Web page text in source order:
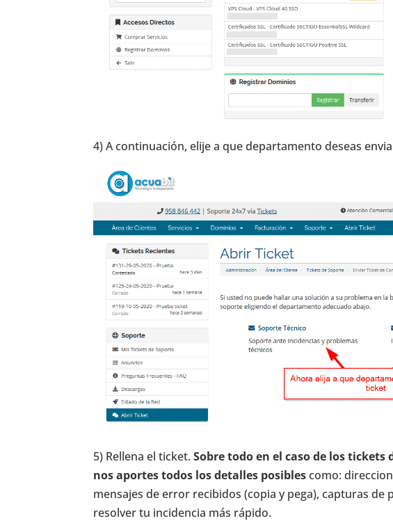
4) A continuación, elije a que departamento deseas
5) Rellena el ticket.Sobre todo en el caso de los
nos aportes todos los detalles posiblescomo:
mensajes de error recibidos (copia y pega), capturas de
resolver tu incidencia más rápido.